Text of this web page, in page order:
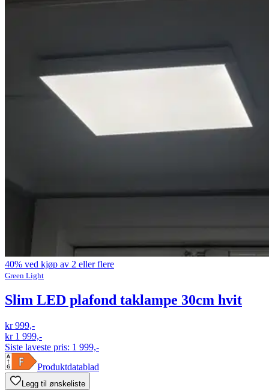
40% ved kjøp av 2 eller flere
Green Light
Slim LED plafond taklampe 30cm hvit
kr 999,-
kr 1 999,-
Siste laveste pris: 1 999,-
Produktdatablad
Legg til ønskeliste